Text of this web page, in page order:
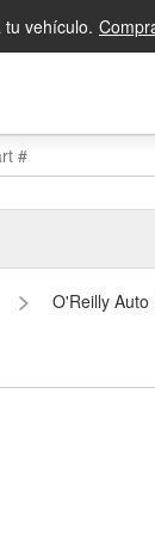
vehículo.
O'Reilly